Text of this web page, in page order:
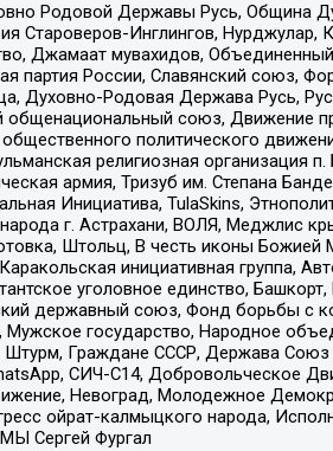
Родовой Державы Русь, Община
Инглингов, Нурджулар,
Джамаат мувахидов,
партия России, Славянский союз,
Духовно-Родовая Держава Русь,
союз, Движение
политического
религиозная организация
армия, Тризуб им. Степана
Инициатива, TulaSkins,
г. Астрахани, ВОЛЯ, Меджлис
Штольц, В честь иконы
инициативная группа,
уголовное единство,
державный союз, Фонд борьбы с
государство, Народное
Граждане СССР, Держава Союз
СИЧ-С14, Добровольческое
Невоград, Молодежное
ойрат-калмыцкого народа,
Сергей Фургал